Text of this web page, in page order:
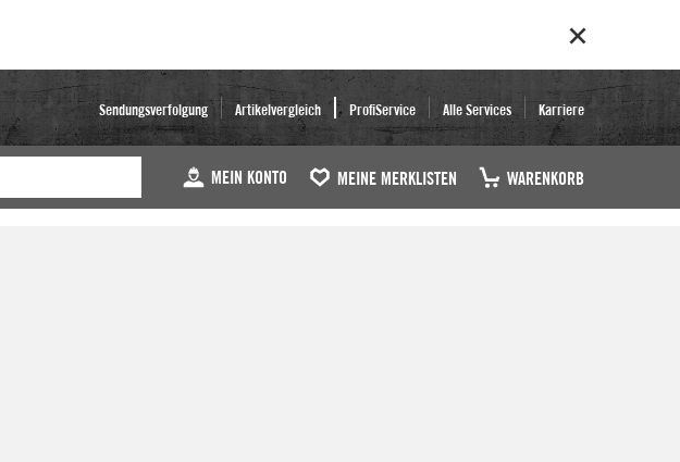
Sendungsverfolgung Artikelvergleich ProfiService Alle Services Karriere
MEIN KONTO MEINE MERKLISTEN WARENKORB